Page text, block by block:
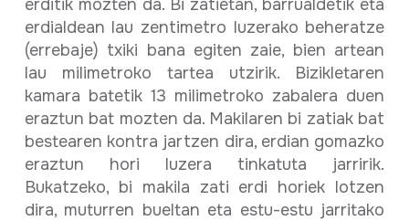
erditik mozten da. Bi zatietan, barrualdetik eta
erdialdean lau zentimetro luzerako beheratze
(errebaje) txiki bana egiten zaie, bien artean
lau milimetroko tartea utzirik. Bizikletaren
kamara batetik 13 milimetroko zabalera duen
eraztun bat mozten da. Makilaren bi zatiak bat
bestearen kontra jartzen dira, erdian gomazko
eraztun hori luzera tinkatuta jarririk.
Bukatzeko, bi makila zati erdi horiek lotzen
dira, muturren bueltan eta estu-estu jarritako